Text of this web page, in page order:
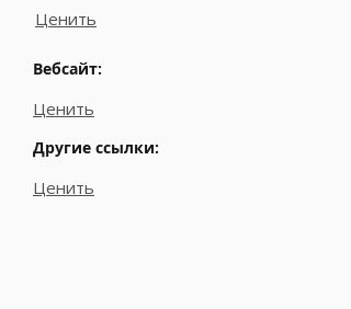
Ценить
Вебсайт:
Ценить
Другие ссылки:
Ценить